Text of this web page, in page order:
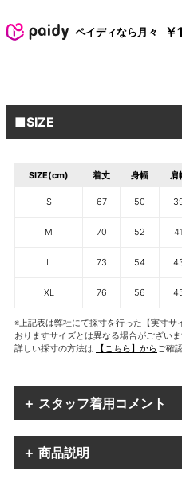
ペイディなら月々
■SIZE
SIZE(cm) 着丈 身幅 肩
S 67 50
M 70 52 41
L 73 54
XL 76 56
※上記表は弊社にて採寸を行った【実寸サ
おりますサイズとは異なる場合がございま
詳しい採寸の方法は
【こちら】からご確
＋ スタッフ着用コメント
＋ 商品説明